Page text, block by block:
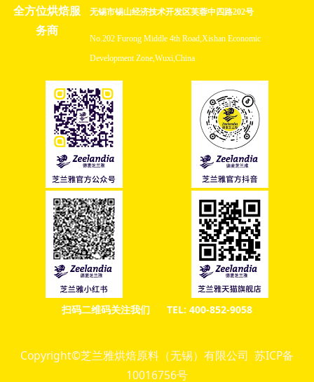
全方位烘焙服
务商
无锡市锡山经济技术开发区芙蓉中四路202号
No.202 Furong Middle 4th Road,Xishan Economic
Development Zone,Wuxi,China
扫码二维码关注我们 TEL: 400-852-9058
Copyright©芝兰雅烘焙原料（无锡）有限公司 苏ICP备
10016756号